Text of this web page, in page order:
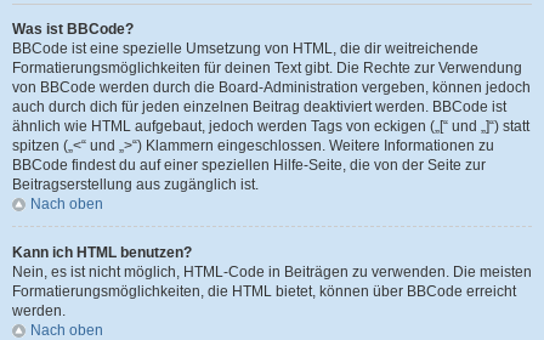
Was ist BBCode?
BBCode ist eine spezielle Umsetzung von HTML, die dir weitreichende
Formatierungsmöglichkeiten für deinen Text gibt. Die Rechte zur Verwendung
von BBCode werden durch die Board-Administration vergeben, können jedoch
auch durch dich für jeden einzelnen Beitrag deaktiviert werden. BBCode ist
ähnlich wie HTML aufgebaut, jedoch werden Tags von eckigen („[“ und „]“) statt
spitzen („<“ und „>“) Klammern eingeschlossen. Weitere Informationen zu
BBCode findest du auf einer speziellen Hilfe-Seite, die von der Seite zur
Beitragserstellung aus zugänglich ist.
Nach oben
Kann ich HTML benutzen?
Nein, es ist nicht möglich, HTML-Code in Beiträgen zu verwenden. Die meisten
Formatierungsmöglichkeiten, die HTML bietet, können über BBCode erreicht
werden.
Nach oben